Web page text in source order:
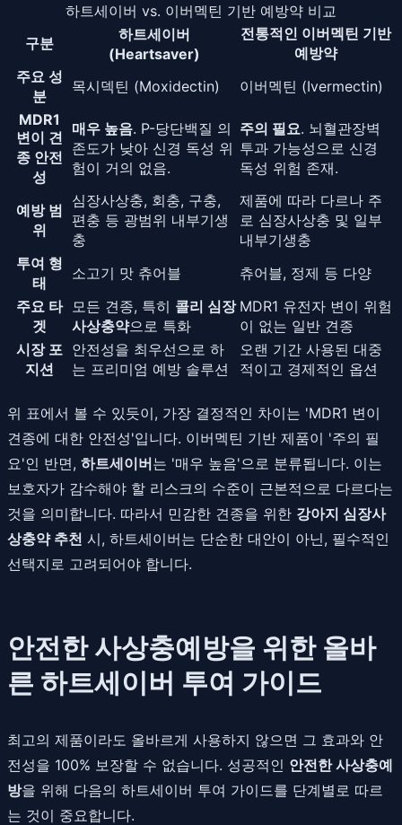
하트세이버 vs. 이버멕틴 기반 예방약 비교
구분
하트세이버
(Heartsaver)
전통적인 이버멕틴 기반
예방약
주요 성
분
목시덱틴 (Moxidectin)
이버멕틴 (Ivermectin)
MDR1
변이 견
종 안전
성
매우 높음. P-당단백질 의
존도가 낮아 신경 독성 위
험이 거의 없음.
주의 필요. 뇌혈관장벽
투과 가능성으로 신경
독성 위험 존재.
예방 범
위
심장사상충, 회충, 구충,
편충 등 광범위 내부기생
충
제품에 따라 다르나 주
로 심장사상충 및 일부
내부기생충
투여 형
태
소고기 맛 츄어블
츄어블, 정제 등 다양
주요 타
겟
모든 견종, 특히 콜리 심장
사상충약으로 특화
MDR1 유전자 변이 위험
이 없는 일반 견종
시장 포
지션
안전성을 최우선으로 하
는 프리미엄 예방 솔루션
오랜 기간 사용된 대중
적이고 경제적인 옵션
위 표에서 볼 수 있듯이, 가장 결정적인 차이는 'MDR1 변이
견종에 대한 안전성'입니다. 이버멕틴 기반 제품이 '주의 필
요'인 반면, 하트세이버는 '매우 높음'으로 분류됩니다. 이는
보호자가 감수해야 할 리스크의 수준이 근본적으로 다르다는
것을 의미합니다. 따라서 민감한 견종을 위한 강아지 심장사
상충약 추천 시, 하트세이버는 단순한 대안이 아닌, 필수적인
선택지로 고려되어야 합니다.
안전한 사상충예방을 위한 올바
른 하트세이버 투여 가이드
최고의 제품이라도 올바르게 사용하지 않으면 그 효과와 안
전성을 100% 보장할 수 없습니다. 성공적인 안전한 사상충예
방을 위해 다음의 하트세이버 투여 가이드를 단계별로 따르
는 것이 중요합니다.